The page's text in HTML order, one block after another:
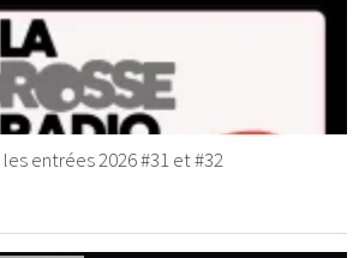
entrées 2026 #31 et #32